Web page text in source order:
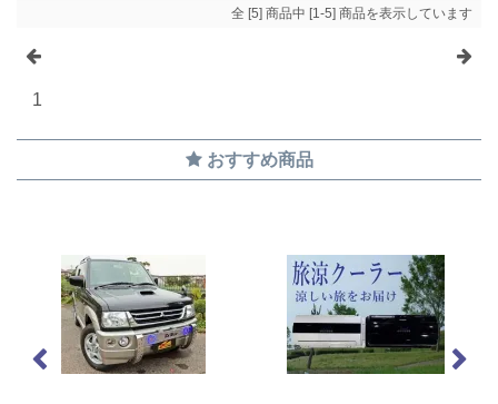
全 [5] 商品中 [1-5] 商品を表示しています
1
おすすめ商品